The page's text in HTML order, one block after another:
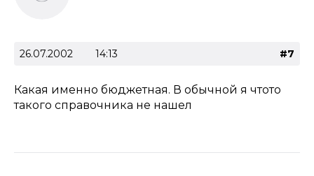
26.07.2002 14:13 #7
Какая именно бюджетная. В обычной я чтото
такого справочника не нашел